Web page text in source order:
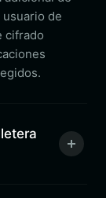
de
cifrado